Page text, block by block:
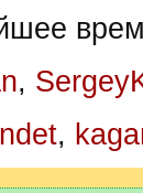
,
,